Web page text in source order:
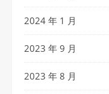
2024 年 1 月
2023 年 9 月
2023 年 8 月